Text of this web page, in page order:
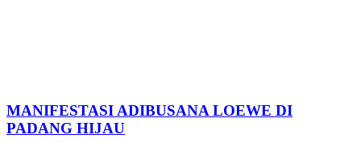
MANIFESTASI ADIBUSANA LOEWE DI
PADANG HIJAU